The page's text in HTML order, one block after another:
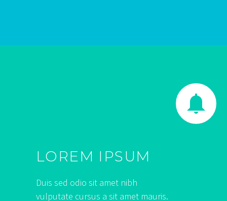


LOREM IPSUM
Duis sed odio sit amet nibh
vulputate cursus a sit amet mauris.